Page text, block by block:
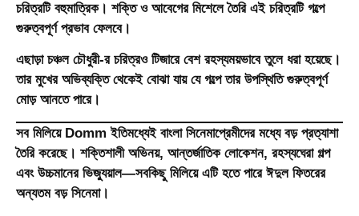
চরিত্রটি বহুমাত্রিক। শক্তি ও আবেগের মিশেলে তৈরি এই চরিত্রটি গল্পে
গুরুত্বপূর্ণ প্রভাব ফেলবে।
এছাড়া চঞ্চল চৌধুরী-র চরিত্রও টিজারে বেশ রহস্যময়ভাবে তুলে ধরা হয়েছে।
তার মুখের অভিব্যক্তি থেকেই বোঝা যায় যে গল্পে তার উপস্থিতি গুরুত্বপূর্ণ
মোড় আনতে পারে।
সব মিলিয়ে Domm ইতিমধ্যেই বাংলা সিনেমাপ্রেমীদের মধ্যে বড় প্রত্যাশা
তৈরি করেছে। শক্তিশালী অভিনয়, আন্তর্জাতিক লোকেশন, রহস্যঘেরা গল্প
এবং উচ্চমানের ভিজ্যুয়াল—সবকিছু মিলিয়ে এটি হতে পারে ঈদুল ফিতরের
অন্যতম বড় সিনেমা।